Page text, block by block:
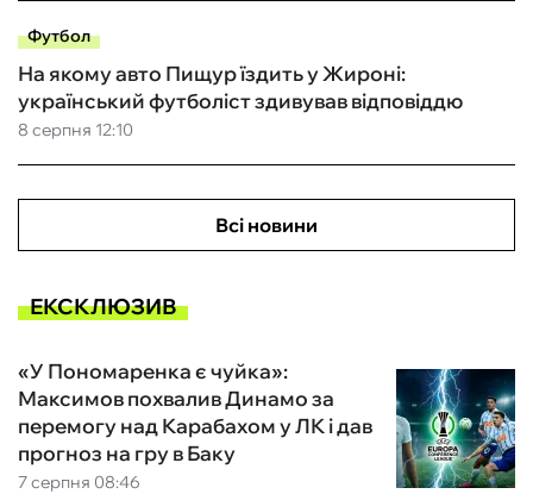
Футбол
8 серпня 12:10
На якому авто Пищур їздить у Жироні:
український футболіст здивував відповіддю
Всі новини
ЕКСКЛЮЗИВ
7 серпня 08:46
«У Пономаренка є чуйка»:
Максимов похвалив Динамо за
перемогу над Карабахом у ЛК і дав
прогноз на гру в Баку